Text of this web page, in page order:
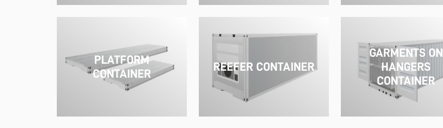
PLATFORM
CONTAINER
REEFER CONTAINER
GARMENTS ON
HANGERS
CONTAINER